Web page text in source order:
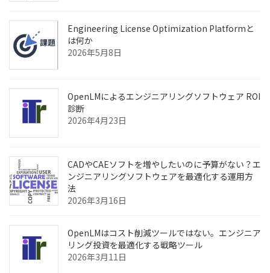
Engineering License Optimization Platformと
は何か
2026年5月8日
OpenLMによるエンジニアリングソフトウェア ROI
診断
2026年4月23日
CADやCAEソフトを増やしたいのに予算がない？エ
ンジニアリングソフトウェアを最適化する運用方
法
2026年3月16日
OpenLMはコスト削減ツールではない。エンジニア
リング投資を最適化する戦略ツール
2026年3月11日